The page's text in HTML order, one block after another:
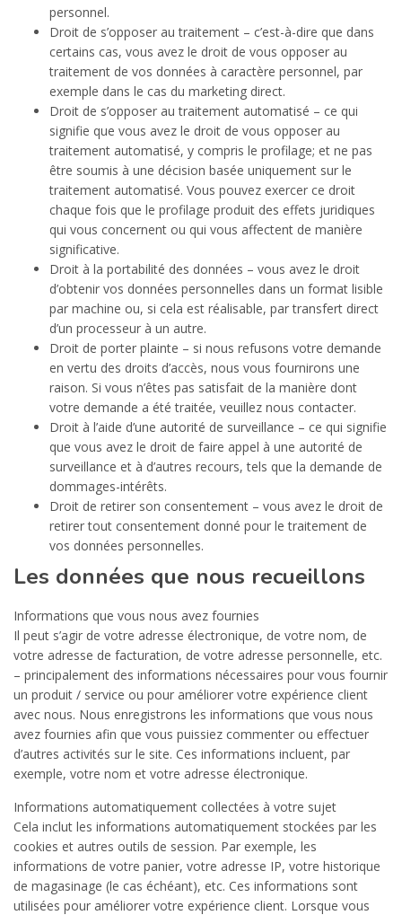
personnel.
Droit de s’opposer au traitement – c’est-à-dire que dans
certains cas, vous avez le droit de vous opposer au
traitement de vos données à caractère personnel, par
exemple dans le cas du marketing direct.
Droit de s’opposer au traitement automatisé – ce qui
signifie que vous avez le droit de vous opposer au
traitement automatisé, y compris le profilage; et ne pas
être soumis à une décision basée uniquement sur le
traitement automatisé. Vous pouvez exercer ce droit
chaque fois que le profilage produit des effets juridiques
qui vous concernent ou qui vous affectent de manière
significative.
Droit à la portabilité des données – vous avez le droit
d’obtenir vos données personnelles dans un format lisible
par machine ou, si cela est réalisable, par transfert direct
d’un processeur à un autre.
Droit de porter plainte – si nous refusons votre demande
en vertu des droits d’accès, nous vous fournirons une
raison. Si vous n’êtes pas satisfait de la manière dont
votre demande a été traitée, veuillez nous contacter.
Droit à l’aide d’une autorité de surveillance – ce qui signifie
que vous avez le droit de faire appel à une autorité de
surveillance et à d’autres recours, tels que la demande de
dommages-intérêts.
Droit de retirer son consentement – vous avez le droit de
retirer tout consentement donné pour le traitement de
vos données personnelles.
Les données que nous recueillons
Informations que vous nous avez fournies
Il peut s’agir de votre adresse électronique, de votre nom, de
votre adresse de facturation, de votre adresse personnelle, etc.
– principalement des informations nécessaires pour vous fournir
un produit / service ou pour améliorer votre expérience client
avec nous. Nous enregistrons les informations que vous nous
avez fournies afin que vous puissiez commenter ou effectuer
d’autres activités sur le site. Ces informations incluent, par
exemple, votre nom et votre adresse électronique.
Informations automatiquement collectées à votre sujet
Cela inclut les informations automatiquement stockées par les
cookies et autres outils de session. Par exemple, les
informations de votre panier, votre adresse IP, votre historique
de magasinage (le cas échéant), etc. Ces informations sont
utilisées pour améliorer votre expérience client. Lorsque vous